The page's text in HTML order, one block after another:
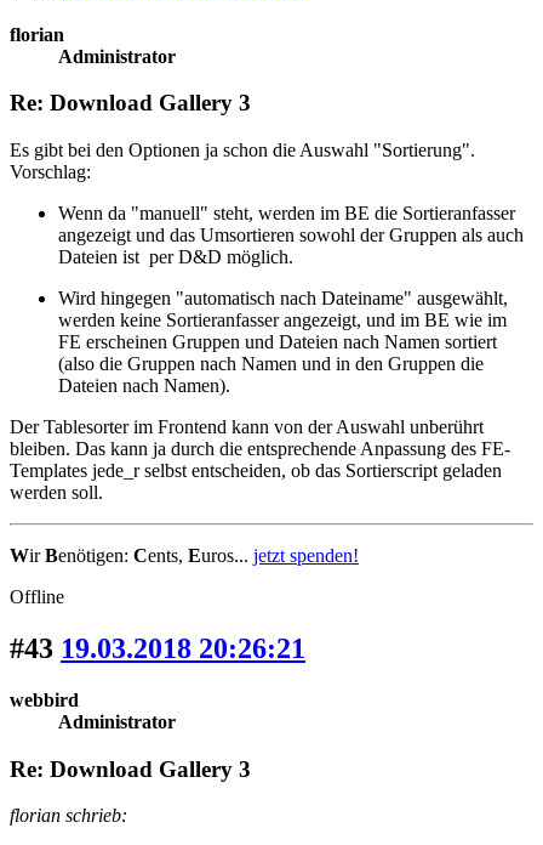
florian
Administrator
Re: Download Gallery 3
Es gibt bei den Optionen ja schon die Auswahl "Sortierung".
Vorschlag:
Wenn da "manuell" steht, werden im BE die Sortieranfasser
angezeigt und das Umsortieren sowohl der Gruppen als auch
Dateien ist per D&D möglich.
Wird hingegen "automatisch nach Dateiname" ausgewählt,
werden keine Sortieranfasser angezeigt, und im BE wie im
FE erscheinen Gruppen und Dateien nach Namen sortiert
(also die Gruppen nach Namen und in den Gruppen die
Dateien nach Namen).
Der Tablesorter im Frontend kann von der Auswahl unberührt
bleiben. Das kann ja durch die entsprechende Anpassung des FE-
Templates jede_r selbst entscheiden, ob das Sortierscript geladen
werden soll.
WirBenötigen: Cents, Euros... jetzt spenden!
Offline
#43 19.03.2018 20:26:21
webbird
Administrator
Re: Download Gallery 3
florian schrieb: